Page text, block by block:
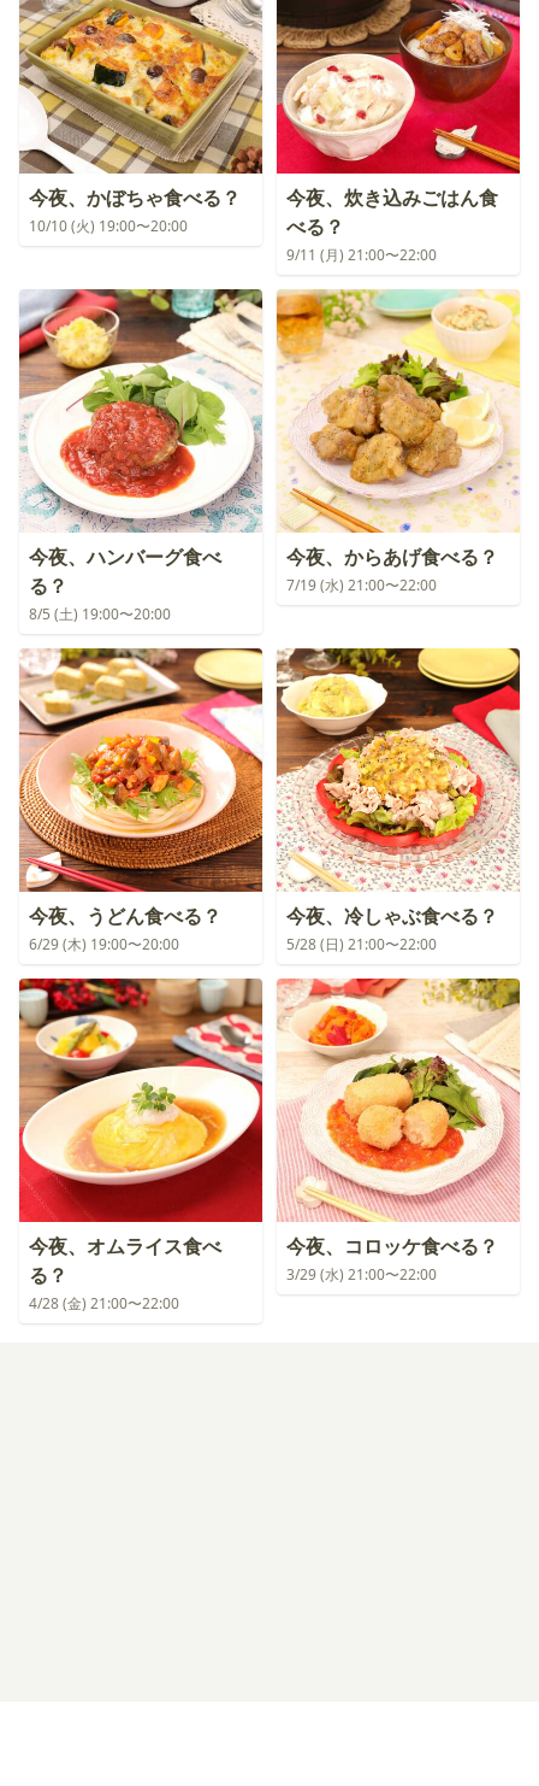
今夜、かぼちゃ食べる？
10/10 (火) 19:00〜20:00
今夜、炊き込みごはん食
べる？
9/11 (月) 21:00〜22:00
今夜、ハンバーグ食べ
る？
8/5 (土) 19:00〜20:00
今夜、からあげ食べる？
7/19 (水) 21:00〜22:00
今夜、うどん食べる？
6/29 (木) 19:00〜20:00
今夜、冷しゃぶ食べる？
5/28 (日) 21:00〜22:00
今夜、オムライス食べ
る？
4/28 (金) 21:00〜22:00
今夜、コロッケ食べる？
3/29 (水) 21:00〜22:00